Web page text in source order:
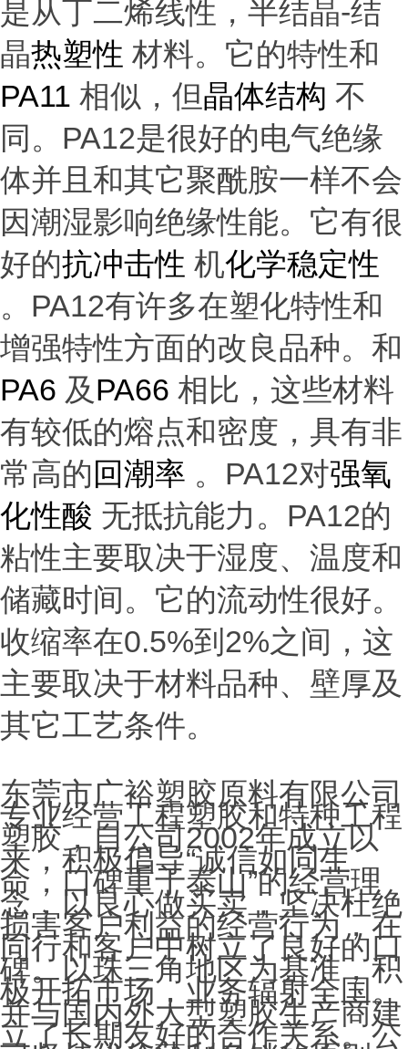
是从丁二烯线性，半结晶-结
晶热塑性 材料。它的特性和
PA11 相似，但晶体结构 不
同。 PA12是很好的电气绝缘
体并且和其它聚酰胺一样不会
因潮湿影响绝缘性能。它有很
好的抗冲击性 机化学稳定性
。 PA12有许多在塑化特性和
增强特性方面的改良品种。和
PA6 及 PA66 相比，这些材料
有较低的熔点和密度，具有非
常高的 回潮率 。 PA12对强氧
化性酸 无抵抗能力。 PA12的
粘性主要取决于湿度、温度和
储藏时间。它的流动性很好。
收缩率在0.5%到2%之间，这
主要取决于材料品种、壁厚及
其它工艺条件。
东莞市广裕塑胶原料有限公司
专业经营工程塑胶和特种工程
塑胶，自公司2002年成立以
来，积极倡导“诚信如同生
命，口碑重于泰山”的经营理
念，以良心做买卖，坚决杜绝
损害客户利益的经营行为，在
同行和客户中树立了良好的口
碑。以珠三角地区为基准，积
极开拓市场，业务辐射全国。
并与国内外大型塑胶生产商建
立了长期友好的合作关系。公